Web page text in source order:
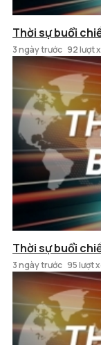
Thời sự buổi
3 ngày trước 92 lượt
Thời sự buổi
3 ngày trước 95 lượt